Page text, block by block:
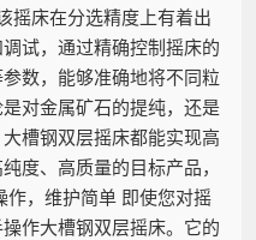
摇床在分选精度上有着出
试，通过精确控制摇床的
数，能够准确地将不同粒
对金属矿石的提纯，还是
槽钢双层摇床都能实现高
度、高质量的目标产品，
，维护简单 即使您对摇
作大槽钢双层摇床。它的